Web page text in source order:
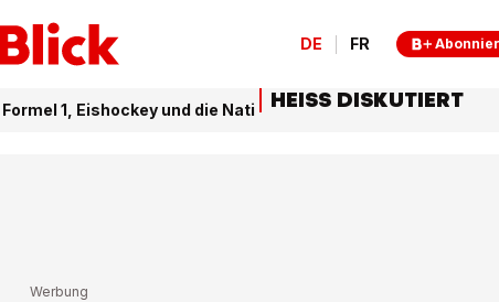
DE FR
1, Eishockey und die Nati HEISS DISKUTIERT